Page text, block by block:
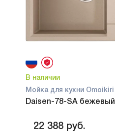
В наличии
Мойка для кухни Omoikiri
Daisen-78-SA бежевый
22 388 руб.